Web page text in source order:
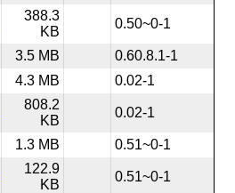
388.3
KB
0.50~0-1
3.5 MB
0.60.8.1-1
4.3 MB 0.02-1
808.2
KB
0.02-1
1.3 MB 0.51~0-1
122.9
KB
0.51~0-1